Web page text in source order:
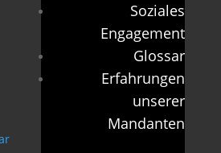
Soziales
Engagement
Glossar
Erfahrungen
unserer
Mandanten